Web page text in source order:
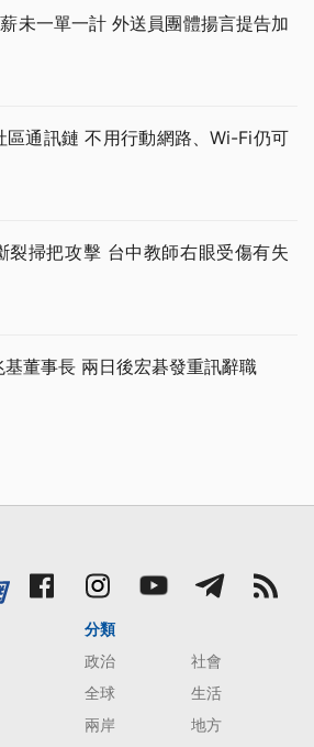
未一單一計 外送員團體揚言提告加
區通訊鏈 不用行動網路、Wi-Fi仍可
裂掃把攻擊 台中教師右眼受傷有失
董事長 兩日後宏碁發重訊辭職
分類
政治
社會
全球
生活
兩岸
地方